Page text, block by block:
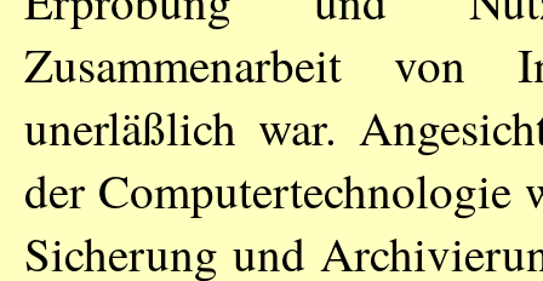
Zusammenarbeit von
unerläßlich war.
der
Sicherung und